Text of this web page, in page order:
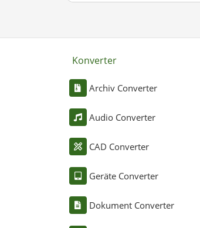
Konverter
Archiv Converter
Audio Converter
CAD Converter
Geräte Converter
Dokument Converter